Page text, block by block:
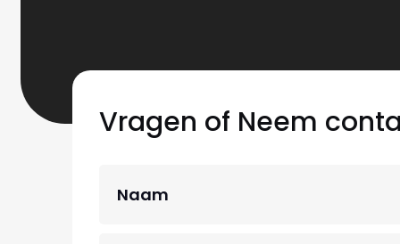
Vragen of Neem